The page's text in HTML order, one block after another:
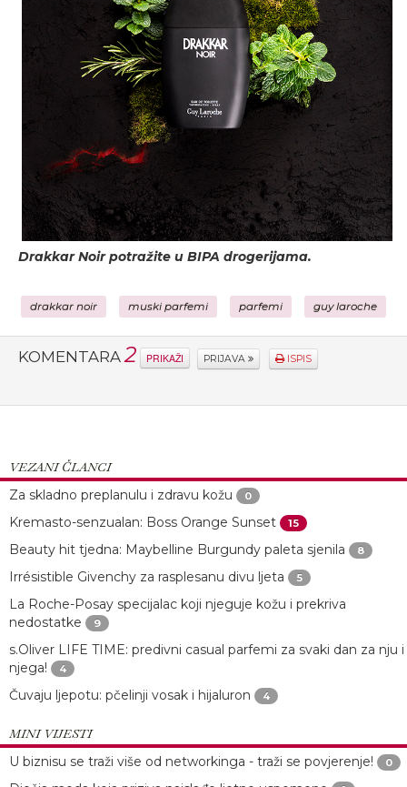
Drakkar Noir potražite u BIPA drogerijama.
drakkar noir muski parfemi parfemi guy laroche
KOMENTARA2 PRIKAŽI PRIJAVA ISPIS
VEZANI ČLANCI
Za skladno preplanulu i zdravu kožu
0
Kremasto-senzualan: Boss Orange Sunset 15
Beauty hit tjedna: Maybelline Burgundy paleta sjenila 8
Irrésistible Givenchy za rasplesanu divu ljeta 5
La Roche-Posay specijalac koji njeguje kožu i prekriva
nedostatke
9
s.Oliver LIFE TIME: predivni casual parfemi za svaki dan za nju i
njega!
4
Čuvaju ljepotu: pčelinji vosak i hijaluron 4
MINI VIJESTI
U biznisu se traži više od networkinga - traži se povjerenje!
0